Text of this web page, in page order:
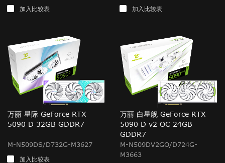
加入比较表 加入比较表
万丽 星际 GeForce RTX
5090 D 32GB GDDR7
M-N509DS/D732G-M3627
加入比较表
万丽 白星舰 GeForce RTX
5090 D v2 OC 24GB
GDDR7
M-N509DV2GO/D724G-
M3663